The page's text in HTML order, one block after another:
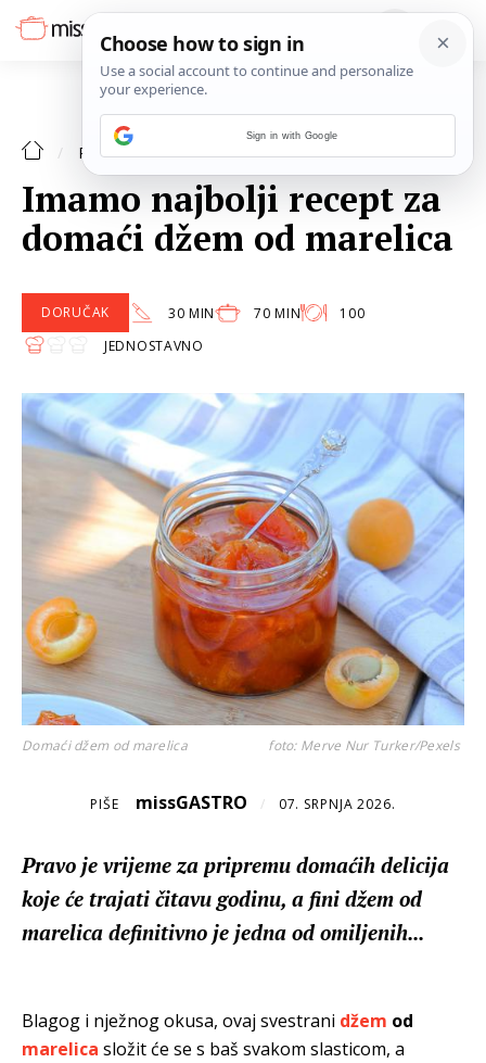
RECEPTI DORUČAK
Imamo najbolji recept za
domaći džem od marelica
DORUČAK 30 MIN 70 MIN
100
JEDNOSTAVNO
Domaći džem od marelica foto: Merve Nur Turker/Pexels
PIŠE missGASTRO / 07. SRPNJA 2026.
Pravo je vrijeme za pripremu domaćih delicija
koje će trajati čitavu godinu, a fini džem od
marelica definitivno je jedna od omiljenih...
Blagog i nježnog okusa, ovaj svestrani džem od
marelica složit će se s baš svakom slasticom, a
Sign in with Google